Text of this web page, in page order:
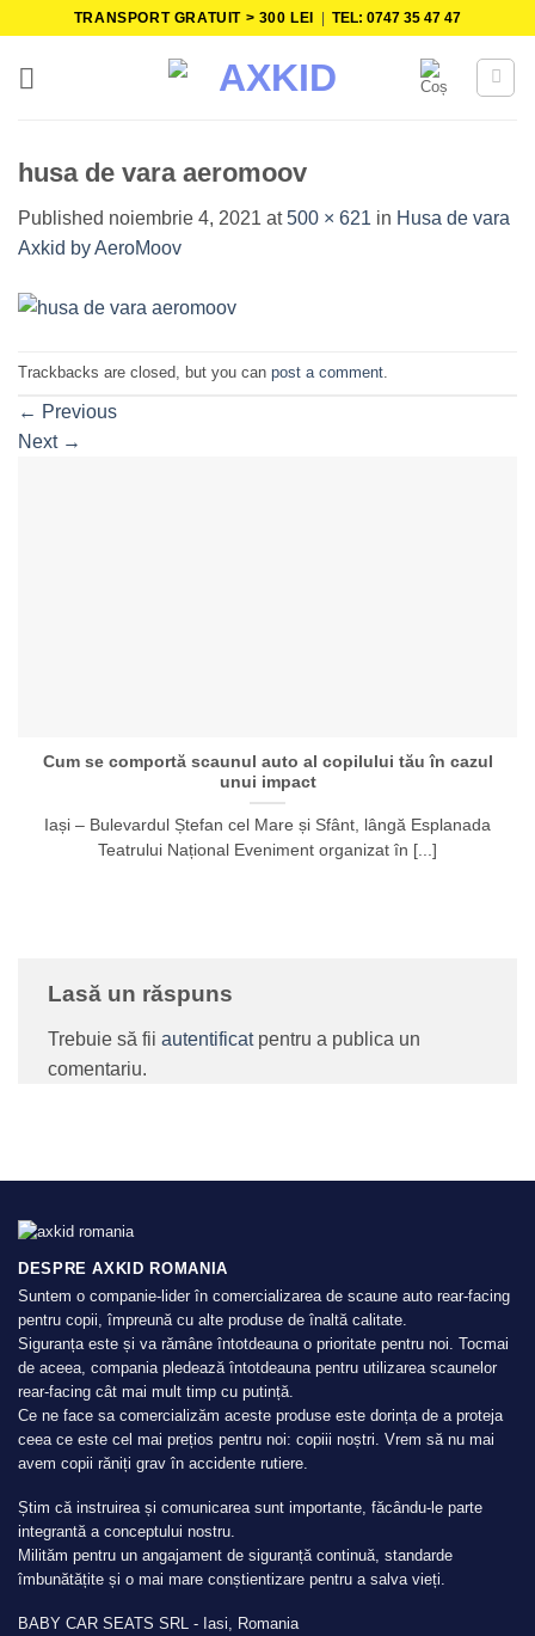
content
TRANSPORT GRATUIT > 300 LEI |TEL: 0747 35 47 47
husa de vara aeromoov
Published noiembrie 4, 2021 at500 × 621 in Husa de vara
Axkid by AeroMoov
Trackbacks are closed, but you can post a comment
← Previous
Next →
Cum se comportă scaunul auto al copilului tău în cazul
unui impact
Iași – Bulevardul Ștefan cel Mare și Sfânt, lângă Esplanada
Teatrului Național Eveniment organizat în [...]
Lasă un răspuns
Trebuie să fii autentificatpentru a publica un
comentariu.
DESPRE AXKID ROMANIA
Suntem o companie-lider în comercializarea de scaune auto rear-facing
pentru copii, împreună cu alte produse de înaltă calitate.
Siguranța este și va rămâne întotdeauna o prioritate pentru noi. Tocmai
de aceea, compania pledează întotdeauna pentru utilizarea scaunelor
rear-facing cât mai mult timp cu putință.
Ce ne face sa comercializăm aceste produse este dorința de a proteja
ceea ce este cel mai prețios pentru noi: copiii noștri. Vrem să nu mai
avem copii răniți grav în accidente rutiere.
Știm că instruirea și comunicarea sunt importante, făcându-le parte
integrantă a conceptului nostru.
Milităm pentru un angajament de siguranță continuă, standarde
îmbunătățite și o mai mare conștientizare pentru a salva vieți.
BABY CAR SEATS SRL - Iasi, Romania